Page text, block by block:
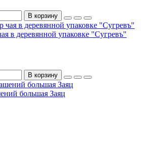
В корзину
в деревянной упаковке "Сугревъ"
В корзину
большая Заяц